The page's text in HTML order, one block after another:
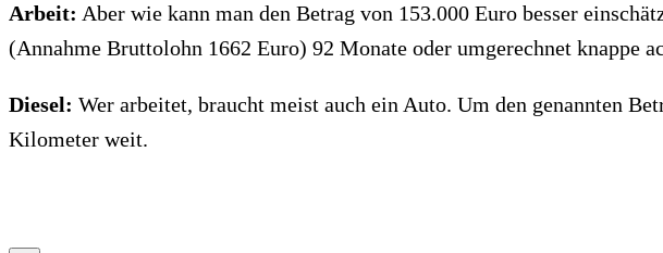
Arbeit: Aber wie kann man den Betrag von 153.000 Euro besser
(Annahme Bruttolohn 1662 Euro) 92 Monate oder umgerechnet knappe
Diesel: Wer arbeitet, braucht meist auch ein Auto. Um den genannten
Kilometer weit.